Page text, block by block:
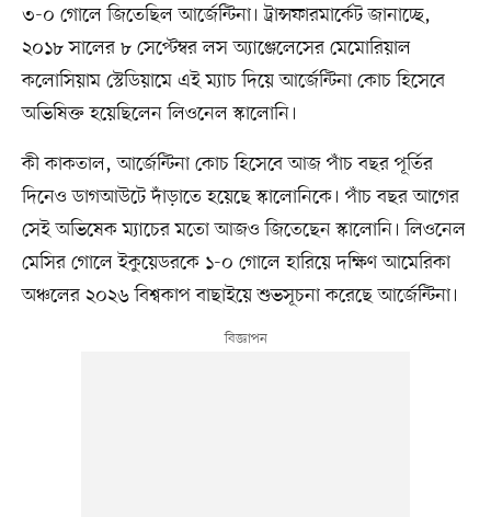
৩-০ গোলে জিতেছিল আর্জেন্টিনা। ট্রান্সফারমার্কেট জানাচ্ছে,
২০১৮ সালের ৮ সেপ্টেম্বর লস অ্যাঞ্জেলেসের মেমোরিয়াল
কলোসিয়াম স্টেডিয়ামে এই ম্যাচ দিয়ে আর্জেন্টিনা কোচ হিসেবে
অভিষিক্ত হয়েছিলেন লিওনেল স্কালোনি।
কী কাকতাল, আর্জেন্টিনা কোচ হিসেবে আজ পাঁচ বছর পূর্তির
দিনেও ডাগআউটে দাঁড়াতে হয়েছে স্কালোনিকে। পাঁচ বছর আগের
সেই অভিষেক ম্যাচের মতো আজও জিতেছেন স্কালোনি। লিওনেল
মেসির গোলে ইকুয়েডরকে ১-০ গোলে হারিয়ে দক্ষিণ আমেরিকা
অঞ্চলের ২০২৬ বিশ্বকাপ বাছাইয়ে শুভসূচনা করেছে আর্জেন্টিনা।